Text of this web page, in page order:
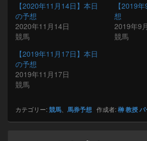
【2020年11月14日】本日
の予想
2020年11月14日
競馬
【2019
想
2019年9
競馬
【2019年11月17日】本日
の予想
2019年11月17日
競馬
カテゴリー:競馬 馬券予想 作成者:榊 教授パ